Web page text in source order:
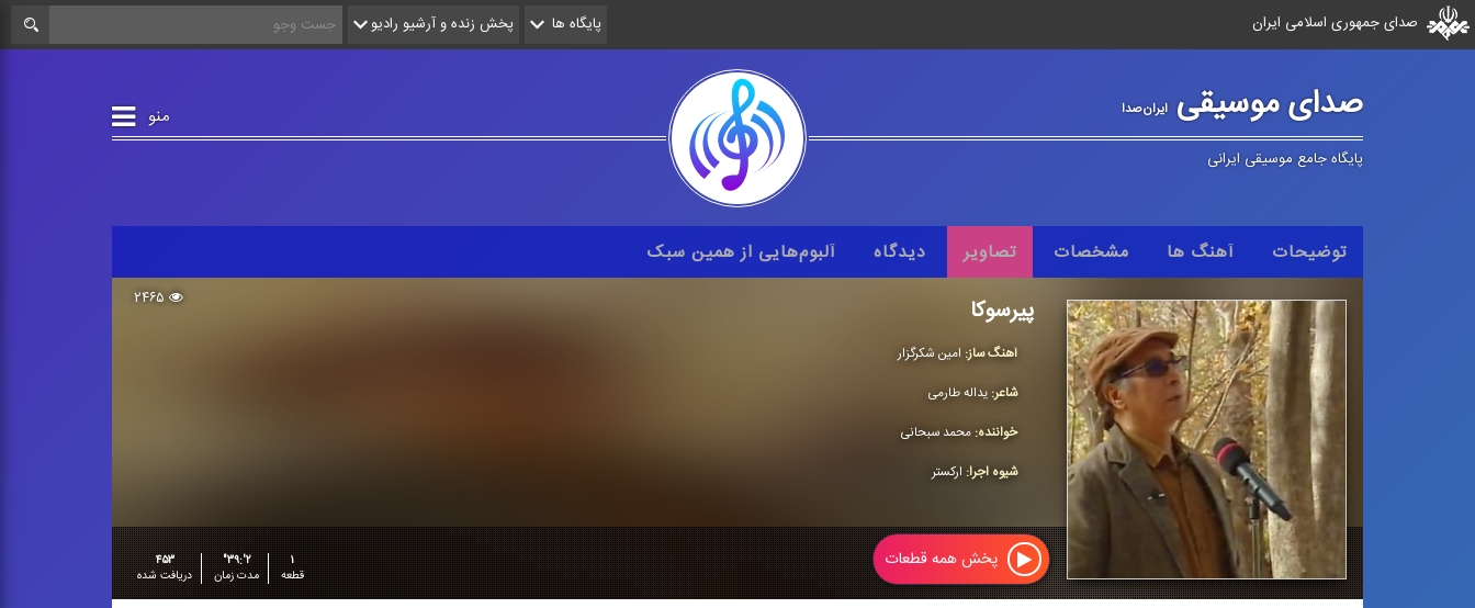
صدای جمهوری اسلامی ایران پایگاه ها پخش زنده و آرشیو رادیو
صدای موسیقیایران‌صدا منو
پایگاه جامع موسیقی ایرانی
توضیحات آهنگ ها مشخصات تصاویر دیدگاه آلبوم‌هایی از همین سبک
۲۴۶۵ پیرسوکا
آهنگ ساز: امین شكرگزار
شاعر: یداله طارمی
خواننده: محمد سبحانی
شیوه اجرا: اركستر
۱
قطعه
۲':۳۹"
مدت زمان
۴۵۳
دریافت شده
پخش همه قطعات